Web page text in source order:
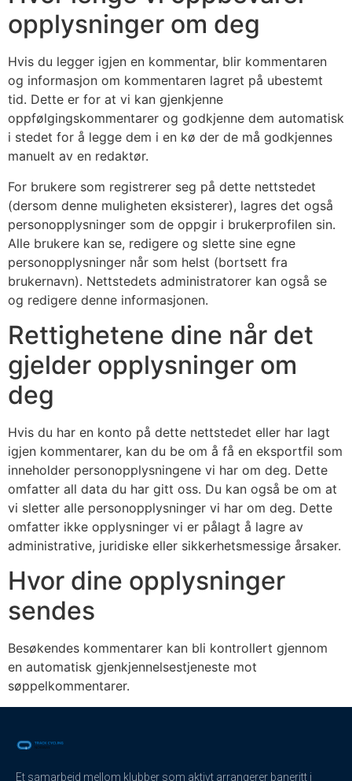
opplysninger om deg
Hvis du legger igjen en kommentar, blir kommentaren
og informasjon om kommentaren lagret på ubestemt
tid. Dette er for at vi kan gjenkjenne
oppfølgingskommentarer og godkjenne dem automatisk
i stedet for å legge dem i en kø der de må godkjennes
manuelt av en redaktør.
For brukere som registrerer seg på dette nettstedet
(dersom denne muligheten eksisterer), lagres det også
personopplysninger som de oppgir i brukerprofilen sin.
Alle brukere kan se, redigere og slette sine egne
personopplysninger når som helst (bortsett fra
brukernavn). Nettstedets administratorer kan også se
og redigere denne informasjonen.
Rettighetene dine når det
gjelder opplysninger om
deg
Hvis du har en konto på dette nettstedet eller har lagt
igjen kommentarer, kan du be om å få en eksportfil som
inneholder personopplysningene vi har om deg. Dette
omfatter all data du har gitt oss. Du kan også be om at
vi sletter alle personopplysninger vi har om deg. Dette
omfatter ikke opplysninger vi er pålagt å lagre av
administrative, juridiske eller sikkerhetsmessige årsaker.
Hvor dine opplysninger
sendes
Besøkendes kommentarer kan bli kontrollert gjennom
en automatisk gjenkjennelsestjeneste mot
søppelkommentarer.
Et samarbeid mellom klubber som aktivt arrangerer baneritt i